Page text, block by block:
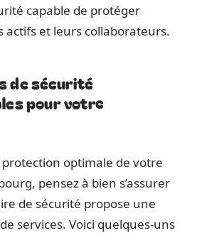
capable de protéger
actifs et leurs collaborateurs.
de sécurité
pour votre
optimale de votre
pensez à bien s’assurer
de sécurité propose une
services. Voici quelques-uns